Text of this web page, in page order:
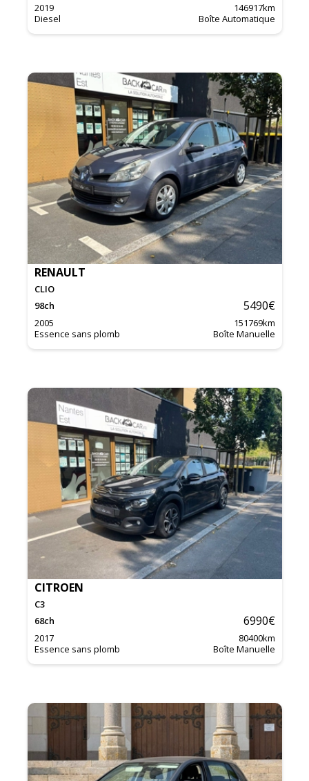
2019 146917km
Diesel
Boîte Automatique
RENAULT
CLIO
98ch 5490€
2005 151769km
Essence sans plomb
Boîte Manuelle
CITROEN
C3
68ch 6990€
2017 80400km
Essence sans plomb
Boîte Manuelle